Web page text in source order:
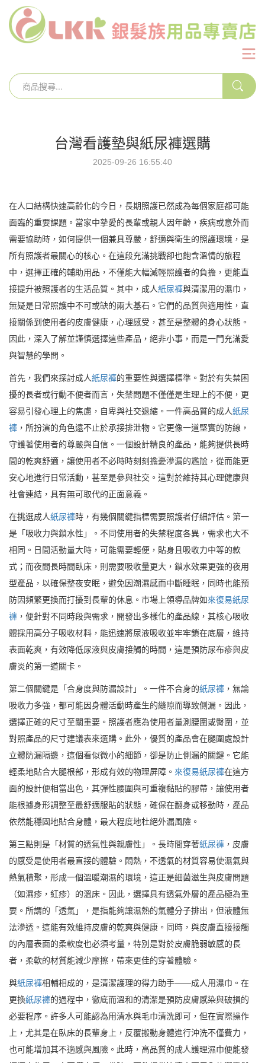
台灣看護墊與紙尿褲選購
2025-09-26 16:55:40
在人口結構快速高齡化的今日，長期照護已然成為每個家庭都可能
面臨的重要課題。當家中摯愛的長輩或親人因年齡，疾病或意外而
需要協助時，如何提供一個兼具尊嚴，舒適與衛生的照護環境，是
所有照護者最關心的核心。在這段充滿挑戰卻也飽含溫情的旅程
中，選擇正確的輔助用品，不僅能大幅減輕照護者的負擔，更能直
接提升被照護者的生活品質。其中，成人紙尿褲與清潔用的濕巾，
無疑是日常照護中不可或缺的兩大基石。它們的品質與適用性，直
接關係到使用者的皮膚健康，心理感受，甚至是整體的身心狀態。
因此，深入了解並謹慎選擇這些產品，絕非小事，而是一門充滿愛
與智慧的學問。
首先，我們來探討成人紙尿褲的重要性與選擇標準。對於有失禁困
擾的長者或行動不便者而言，失禁問題不僅僅是生理上的不便，更
容易引發心理上的焦慮，自卑與社交退縮。一件高品質的成人紙尿
褲 ，所扮演的角色遠不止於承接排泄物。它更像一道堅實的防線，
守護著使用者的尊嚴與自信。一個設計精良的產品，能夠提供長時
間的乾爽舒適，讓使用者不必時時刻刻擔憂滲漏的尷尬，從而能更
安心地進行日常活動，甚至是參與社交。這對於維持其心理健康與
社會連結，具有無可取代的正面意義。
在挑選成人紙尿褲時，有幾個關鍵指標需要照護者仔細評估。第一
是「吸收力與鎖水性」。不同使用者的失禁程度各異，需求也大不
相同。日間活動量大時，可能需要輕便，貼身且吸收力中等的款
式；而夜間長時間臥床，則需要吸收量更大，鎖水效果更強的夜用
型產品，以確保整夜安眠，避免因潮濕感而中斷睡眠，同時也能預
防因頻繁更換而打擾到長輩的休息。市場上領導品牌如來復易紙尿
褲 ，便針對不同時段與需求，開發出多樣化的產品線，其核心吸收
體採用高分子吸收材料，能迅速將尿液吸收並牢牢鎖在底層，維持
表面乾爽，有效降低尿液與皮膚接觸的時間，這是預防尿布疹與皮
膚炎的第一道關卡。
第二個關鍵是「合身度與防漏設計」。一件不合身的紙尿褲 ，無論
吸收力多強，都可能因身體活動時產生的縫隙而導致側漏。因此，
選擇正確的尺寸至關重要。照護者應為使用者量測腰圍或臀圍，並
對照產品的尺寸建議表來選購。此外，優質的產品會在腿圍處設計
立體防漏隔邊，這個看似微小的細節，卻是防止側漏的關鍵。它能
輕柔地貼合大腿根部，形成有效的物理屏障。 來復易紙尿褲在這方
面的設計便相當出色，其彈性腰圍與可重複黏貼的膠帶，讓使用者
能根據身形調整至最舒適服貼的狀態，確保在翻身或移動時，產品
依然能穩固地貼合身體，最大程度地杜絕外漏風險。
第三點則是「材質的透氣性與親膚性」。長時間穿著紙尿褲 ，皮膚
的感受是使用者最直接的體驗。悶熱，不透氣的材質容易使濕氣與
熱氣積聚，形成一個溫暖潮濕的環境，這正是細菌滋生與皮膚問題
（如濕疹，紅疹）的溫床。因此，選擇具有透氣外層的產品極為重
要。所謂的「透氣」，是指能夠讓濕熱的氣體分子排出，但液體無
法滲透。這能有效維持皮膚的乾爽與健康。同時，與皮膚直接接觸
的內層表面的柔軟度也必須考量，特別是對於皮膚脆弱敏感的長
者，柔軟的材質能減少摩擦，帶來更佳的穿著體驗。
與紙尿褲相輔相成的，是清潔護理的得力助手——成人用濕巾。在
更換紙尿褲的過程中，徹底而溫和的清潔是預防皮膚感染與破損的
必要程序。許多人可能認為用清水與毛巾清洗即可，但在實際操作
上，尤其是在臥床的長輩身上，反覆搬動身體進行沖洗不僅費力，
也可能增加其不適感與風險。此時，高品質的成人護理濕巾便能發